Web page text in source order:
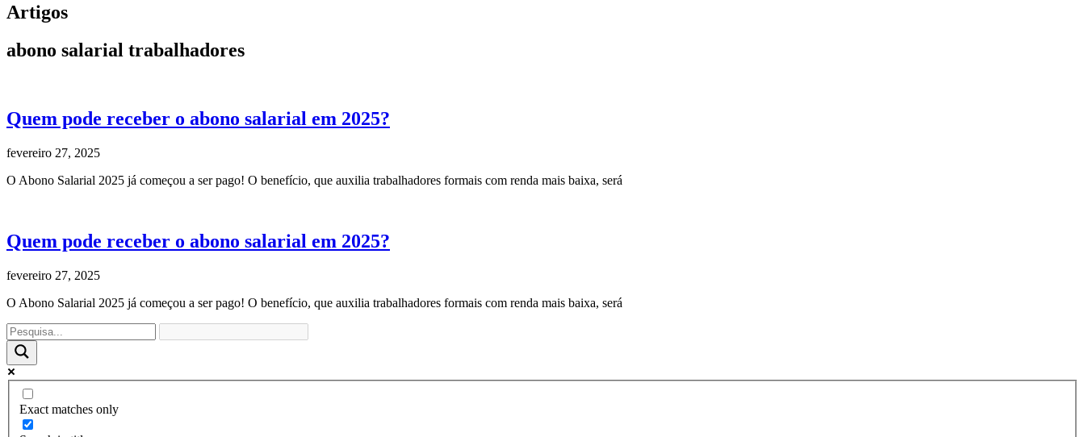
Artigos
abono salarial trabalhadores
Quem pode receber o abono salarial em 2025?
fevereiro 27, 2025
O Abono Salarial 2025 já começou a ser pago! O benefício, que auxilia trabalhadores formais com renda mais baixa, será
Quem pode receber o abono salarial em 2025?
fevereiro 27, 2025
O Abono Salarial 2025 já começou a ser pago! O benefício, que auxilia trabalhadores formais com renda mais baixa, será
Exact matches only